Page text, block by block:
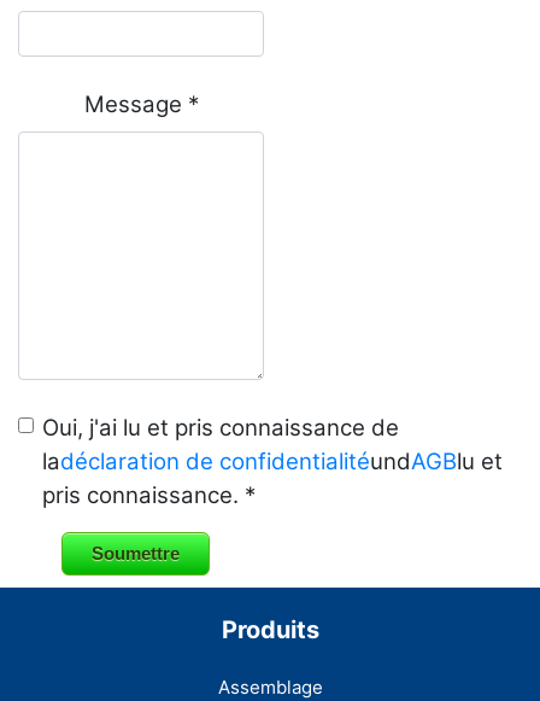
Message *
Oui, j'ai lu et pris connaissance de
ladéclaration de confidentialitéundAGBlu et
pris connaissance. *
Soumettre
Produits
Assemblage